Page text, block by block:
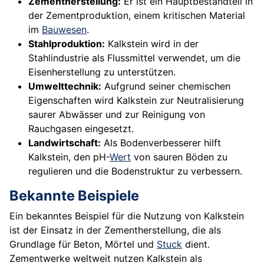
der Zementproduktion, einem kritischen Material
im Bauwesen.
Stahlproduktion: Kalkstein wird in der
Stahlindustrie als Flussmittel verwendet, um die
Eisenherstellung zu unterstützen.
Umwelttechnik: Aufgrund seiner chemischen
Eigenschaften wird Kalkstein zur Neutralisierung
saurer Abwässer und zur Reinigung von
Rauchgasen eingesetzt.
Landwirtschaft: Als Bodenverbesserer hilft
Kalkstein, den pH-Wert von sauren Böden zu
regulieren und die Bodenstruktur zu verbessern.
Bekannte Beispiele
Ein bekanntes Beispiel für die Nutzung von Kalkstein
ist der Einsatz in der Zementherstellung, die als
Grundlage für Beton, Mörtel und Stuck dient.
Zementwerke weltweit nutzen Kalkstein als